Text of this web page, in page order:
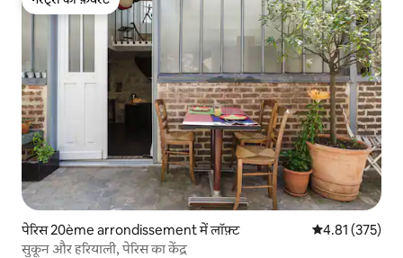
गेस्ट्स की फ़ेवरेट
पेरिस 20ème arrondissement में लॉफ़्ट औसत रेटिंग 5 में से
4.81 (375)
सुकून और हरियाली, पेरिस का केंद्र